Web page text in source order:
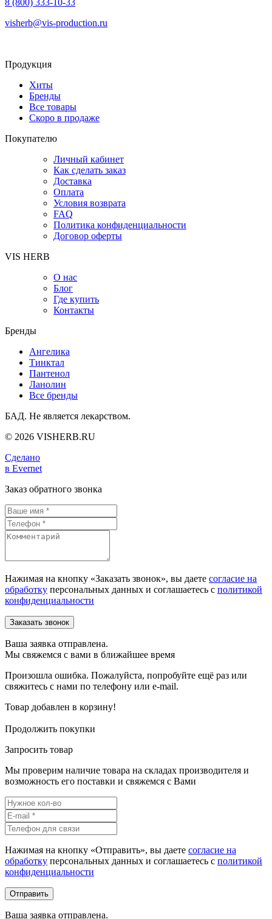
visherb@vis-production.ru
Продукция
Хиты
Бренды
Все товары
Скоро в продаже
Покупателю
Личный кабинет
Как сделать заказ
Доставка
Оплата
Условия возврата
FAQ
Политика конфиденциальности
Договор оферты
VIS HERB
О нас
Блог
Где купить
Контакты
Бренды
Ангелика
Тинктал
Пантенол
Ланолин
Все бренды
БАД. Не является лекарством.
© 2026 VISHERB.RU
Сделано
в Evernet
Заказ обратного звонка
Нажимая на кнопку «Заказать звонок», вы даете согласие на
обработку персональных данных и соглашаетесь c политикой
конфиденциальности
Ваша заявка отправлена.
Мы свяжемся с вами в ближайшее время
Произошла ошибка. Пожалуйста, попробуйте ещё раз или
свяжитесь с нами по телефону или e-mail.
Товар добавлен в корзину!
Продолжить покупки
Запросить товар
Мы проверим наличие товара на складах производителя и
возможность его поставки и свяжемся с Вами
Нажимая на кнопку «Отправить», вы даете согласие на
обработку персональных данных и соглашаетесь c политикой
конфиденциальности
Ваша заявка отправлена.